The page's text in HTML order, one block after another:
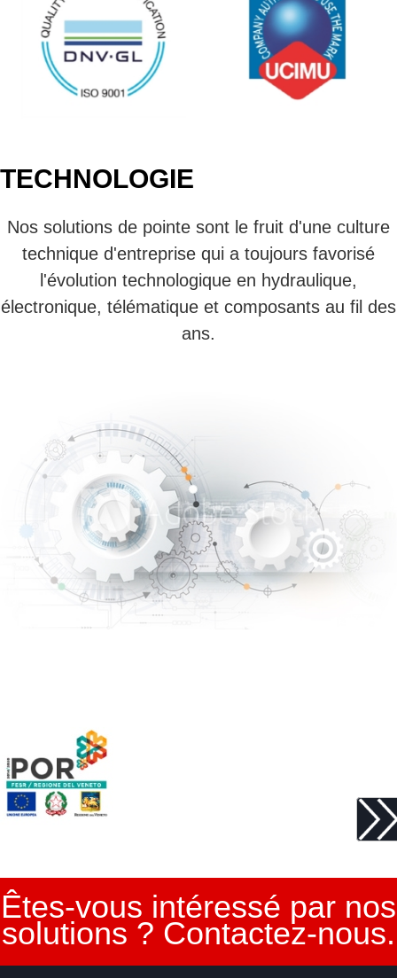
TECHNOLOGIE
Nos solutions de pointe sont le fruit d'une culture
technique d'entreprise qui a toujours favorisé
l'évolution technologique en hydraulique,
électronique, télématique et composants au fil des
ans.
Êtes-vous intéressé par nos
solutions ? Contactez-nous.